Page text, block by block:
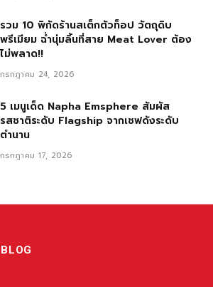
รวม 10 พิกัดร้านสเต็กตัวท็อป วัตถุดิบ
พรีเมียม ฉ่ำนุ่มลิ้นที่สาย Meat Lover ต้อง
ไม่พลาด!!
กรกฎาคม 24, 2026
5 เมนูเด็ด Napha Emsphere สัมผัส
รสชาติระดับ Flagship จากเชฟดังระดับ
ตำนาน
กรกฎาคม 17, 2026